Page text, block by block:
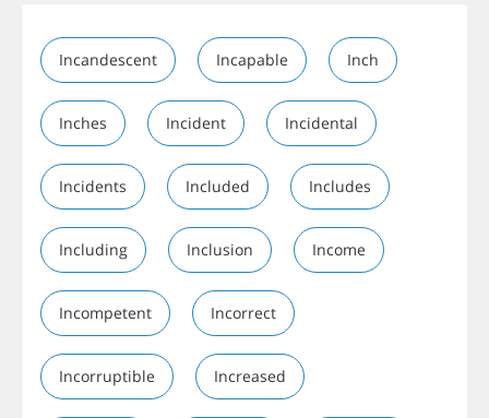
Incandescent Incapable Inch
Inches Incident Incidental
Incidents Included Includes
Including Inclusion Income
Incompetent Incorrect
Incorruptible Increased